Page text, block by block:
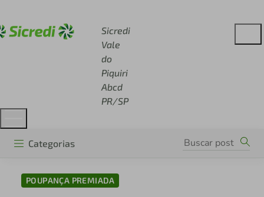
Sicredi
Vale
do
Piquiri
Abcd
PR/SP
Categorias
POUPANÇA PREMIADA